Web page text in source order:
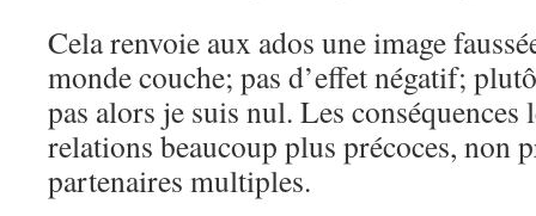
Cela renvoie aux ados une image
monde couche; pas d’effet négatif;
pas alors je suis nul. Les conséquences
relations beaucoup plus précoces, non
partenaires multiples.